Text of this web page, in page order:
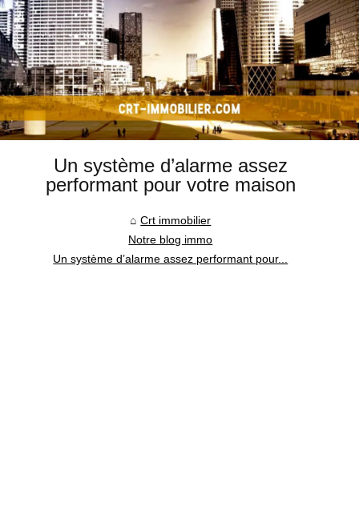
Un système d’alarme assez
performant pour votre maison
Crt immobilier
Notre blog immo
Un système d’alarme assez performant pour...